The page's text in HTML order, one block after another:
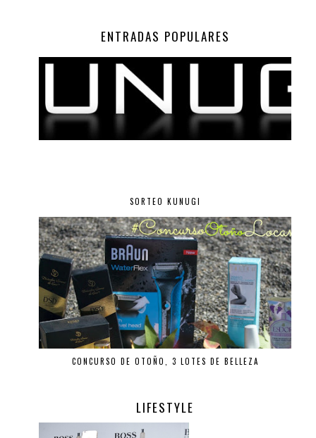
ENTRADAS POPULARES
SORTEO KUNUGI
CONCURSO DE OTOÑO, 3 LOTES DE BELLEZA
LIFESTYLE